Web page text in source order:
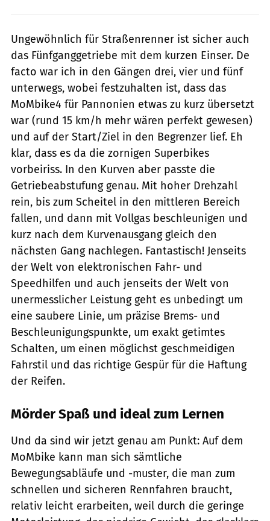
Ungewöhnlich für Straßenrenner ist sicher auch
das Fünfganggetriebe mit dem kurzen Einser. De
facto war ich in den Gängen drei, vier und fünf
unterwegs, wobei festzuhalten ist, dass das
MoMbike4 für Pannonien etwas zu kurz übersetzt
war (rund 15 km/h mehr wären perfekt gewesen)
und auf der Start/Ziel in den Begrenzer lief. Eh
klar, dass es da die zornigen Superbikes
vorbeiriss. In den Kurven aber passte die
Getriebeabstufung genau. Mit hoher Drehzahl
rein, bis zum Scheitel in den mittleren Bereich
fallen, und dann mit Vollgas beschleunigen und
kurz nach dem Kurvenausgang gleich den
nächsten Gang nachlegen. Fantastisch! Jenseits
der Welt von elektronischen Fahr- und
Speedhilfen und auch jenseits der Welt von
unermesslicher Leistung geht es unbedingt um
eine saubere Linie, um präzise Brems- und
Beschleunigungspunkte, um exakt getimtes
Schalten, um einen möglichst geschmeidigen
Fahrstil und das richtige Gespür für die Haftung
der Reifen.
Mörder Spaß und ideal zum Lernen
Und da sind wir jetzt genau am Punkt: Auf dem
MoMbike kann man sich sämtliche
Bewegungsabläufe und -muster, die man zum
schnellen und ­sicheren Rennfahren braucht,
relativ leicht erarbeiten, weil durch die geringe